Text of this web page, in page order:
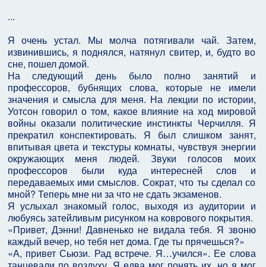
...
Я очень устал. Мы молча потягивали чай. Затем,
извинившись, я поднялся, натянул свитер, и, будто во
сне, пошел домой.
На следующий день было полно занятий и
профессоров, бубнящих слова, которые не имели
значения и смысла для меня. На лекции по истории,
Уотсон говорил о том, какое влияние на ход мировой
войны оказали политические инстинкты Черчилля. Я
прекратил конспектировать. Я был слишком занят,
впитывая цвета и текстуры комнаты, чувствуя энергии
окружающих меня людей. Звуки голосов моих
профессоров были куда интересней слов и
передаваемых ими смыслов. Сократ, что ты сделал со
мной? Теперь мне ни за что не сдать экзаменов.
Я услыхал знакомый голос, выходя из аудитории и
любуясь затейливым рисунком на коврового покрытия.
«Привет, Дэнни! Давненько не видала тебя. Я звоню
каждый вечер, но тебя нет дома. Где ты прячешься?»
«А, привет Сьюзи. Рад встрече. Я…учился». Ее слова